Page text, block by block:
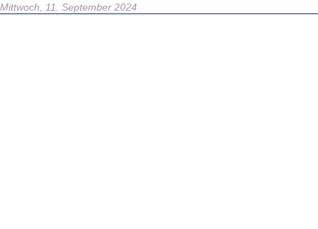
Mittwoch, 11. September 2024